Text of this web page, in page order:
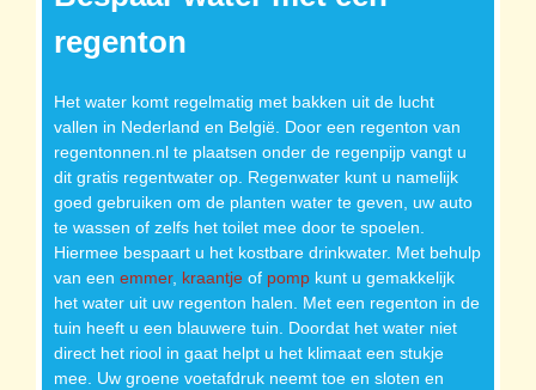
regenton
Het water komt regelmatig met bakken uit de lucht
vallen in Nederland en België. Door een regenton van
regentonnen.nl te plaatsen onder de regenpijp vangt u
dit gratis regentwater op. Regenwater kunt u namelijk
goed gebruiken om de planten water te geven, uw auto
te wassen of zelfs het toilet mee door te spoelen.
Hiermee bespaart u het kostbare drinkwater. Met behulp
van een emmer, kraantjeof pompkunt u gemakkelijk
het water uit uw regenton halen. Met een regenton in de
tuin heeft u een blauwere tuin. Doordat het water niet
direct het riool in gaat helpt u het klimaat een stukje
mee. Uw groene voetafdruk neemt toe en sloten en